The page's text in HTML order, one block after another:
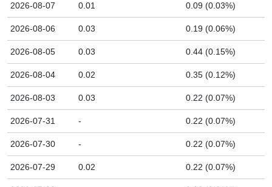
2026-08-07 0.01 0.09 (0.03%)
2026-08-06 0.03 0.19 (0.06%)
2026-08-05 0.03 0.44 (0.15%)
2026-08-04 0.02 0.35 (0.12%)
2026-08-03 0.03 0.22 (0.07%)
2026-07-31 - 0.22 (0.07%)
2026-07-30 - 0.22 (0.07%)
2026-07-29 0.02 0.22 (0.07%)